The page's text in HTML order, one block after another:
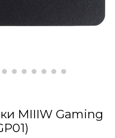
MIIIW Gaming